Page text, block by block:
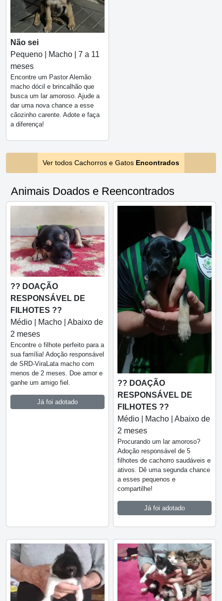
Não sei
Pequeno | Macho | 7 a 11
meses
Encontre um Pastor Alemão
macho dócil e brincalhão que
busca um lar amoroso. Ajude a
dar uma nova chance a esse
cãozinho carente. Adote e faça
a diferença!
Ver todos Cachorros e Gatos Encontrados
Animais Doados e Reencontrados
?? DOAÇÃO
RESPONSÁVEL DE
FILHOTES ??
Médio | Macho | Abaixo de
2 meses
Encontre o filhote perfeito para a
sua família! Adoção responsável
de SRD-ViraLata macho com
menos de 2 meses. Doe amor e
ganhe um amigo fiel.
Já foi adotado
?? DOAÇÃO
RESPONSÁVEL DE
FILHOTES ??
Médio | Macho | Abaixo de
2 meses
Procurando um lar amoroso?
Adoção responsável de 5
filhotes de cachorro saudáveis e
ativos. Dê uma segunda chance
a esses pequenos e
compartilhe!
Já foi adotado